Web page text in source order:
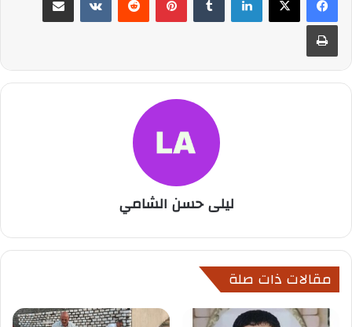
طباعة
ليلى حسن الشامي
مقالات ذات صلة